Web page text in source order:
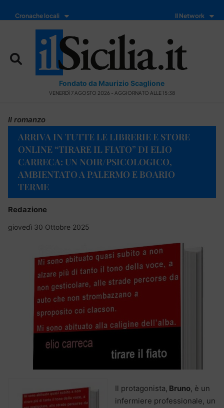
Cronache locali Il Network
Fondato da Maurizio Scaglione
VENERDÌ 7 AGOSTO 2026 - AGGIORNATO ALLE 15:38
Il romanzo
ARRIVA IN TUTTE LE LIBRERIE E STORE
ONLINE “TIRARE IL FIATO” DI ELIO
CARRECA: UN NOIR/PSICOLOGICO,
AMBIENTATO A PALERMO E BOARIO
TERME
Redazione
giovedì 30 Ottobre 2025
Il protagonista, Bruno, è un
infermiere professionale, un